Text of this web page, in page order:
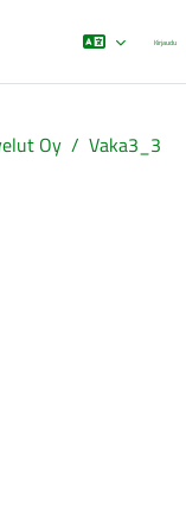
Kirjaudu
Oy
Vaka3_3